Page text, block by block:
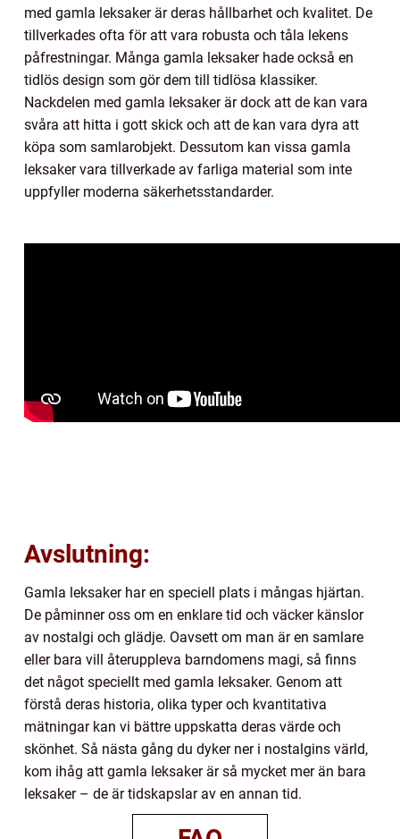
med gamla leksaker är deras hållbarhet och kvalitet. De
tillverkades ofta för att vara robusta och tåla lekens
påfrestningar. Många gamla leksaker hade också en
tidlös design som gör dem till tidlösa klassiker.
Nackdelen med gamla leksaker är dock att de kan vara
svåra att hitta i gott skick och att de kan vara dyra att
köpa som samlarobjekt. Dessutom kan vissa gamla
leksaker vara tillverkade av farliga material som inte
uppfyller moderna säkerhetsstandarder.
Avslutning:
Gamla leksaker har en speciell plats i mångas hjärtan.
De påminner oss om en enklare tid och väcker känslor
av nostalgi och glädje. Oavsett om man är en samlare
eller bara vill återuppleva barndomens magi, så finns
det något speciellt med gamla leksaker. Genom att
förstå deras historia, olika typer och kvantitativa
mätningar kan vi bättre uppskatta deras värde och
skönhet. Så nästa gång du dyker ner i nostalgins värld,
kom ihåg att gamla leksaker är så mycket mer än bara
leksaker – de är tidskapslar av en annan tid.